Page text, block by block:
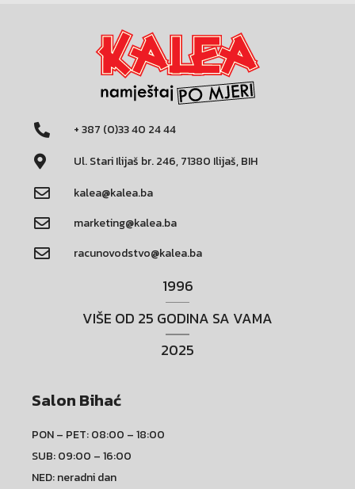
+ 387 (0)33 40 24 44
Ul. Stari Ilijaš br. 246, 71380 Ilijaš, BIH
kalea@kalea.ba
marketing@kalea.ba
racunovodstvo@kalea.ba
1996
VIŠE OD 25 GODINA SA VAMA
2025
Salon Bihać
PON – PET: 08:00 – 18:00
SUB: 09:00 – 16:00
NED: neradni dan